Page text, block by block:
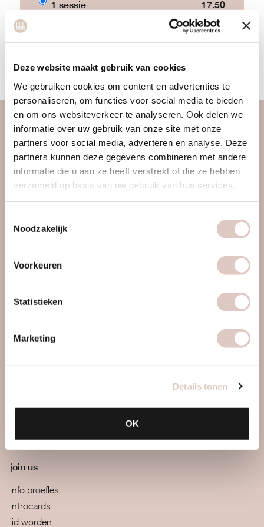
Deze website maakt gebruik van cookies
We gebruiken cookies om content en advertenties te
personaliseren, om functies voor social media te bieden
en om ons websiteverkeer te analyseren. Ook delen we
informatie over uw gebruik van onze site met onze
partners voor social media, adverteren en analyse. Deze
partners kunnen deze gegevens combineren met andere
informatie die u aan ze heeft verstrekt of die ze hebben
verzameld op basis van uw gebruik van hun services.
Noodzakelijk
Voorkeuren
Statistieken
Marketing
Details tonen
OK
1 sessie
17.50
45
over ons
vrouwengym
ontdek ons
werkwijze
locaties & roosters
webapp
boutiques
recepten
retreats & challenges
join us
info proefles
introcards
lid worden